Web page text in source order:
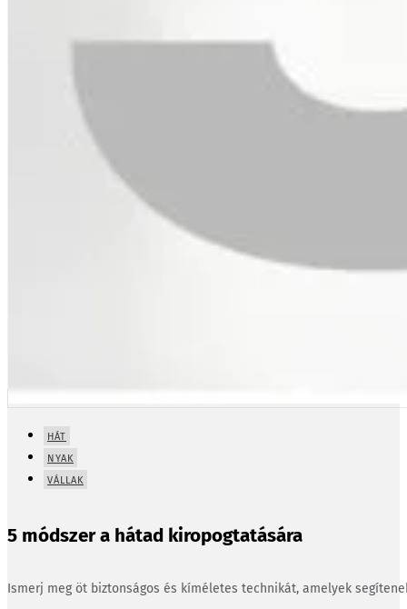
HÁT
NYAK
VÁLLAK
5 módszer a hátad kiropogtatására
Ismerj meg öt biztonságos és kíméletes technikát, amelyek